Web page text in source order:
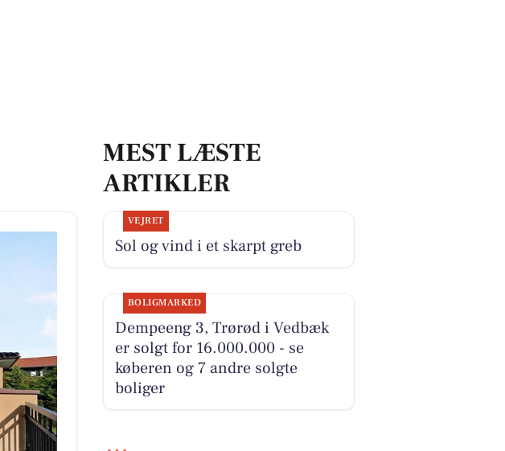
MEST LÆSTE
ARTIKLER
VEJRET
Sol og vind i et skarpt greb
BOLIGMARKED
Dempeeng 3, Trørød i Vedbæk
er solgt for 16.000.000 - se
køberen og 7 andre solgte
boliger